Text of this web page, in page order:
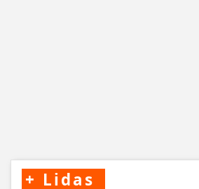
+ Lidas